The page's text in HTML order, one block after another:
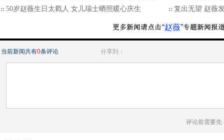
50岁赵薇生日太戳人 女儿瑞士晒照暖心庆生
复出无望 赵薇
“赵薇”
当前新闻共有0条评论 分享到：
评论前需要先